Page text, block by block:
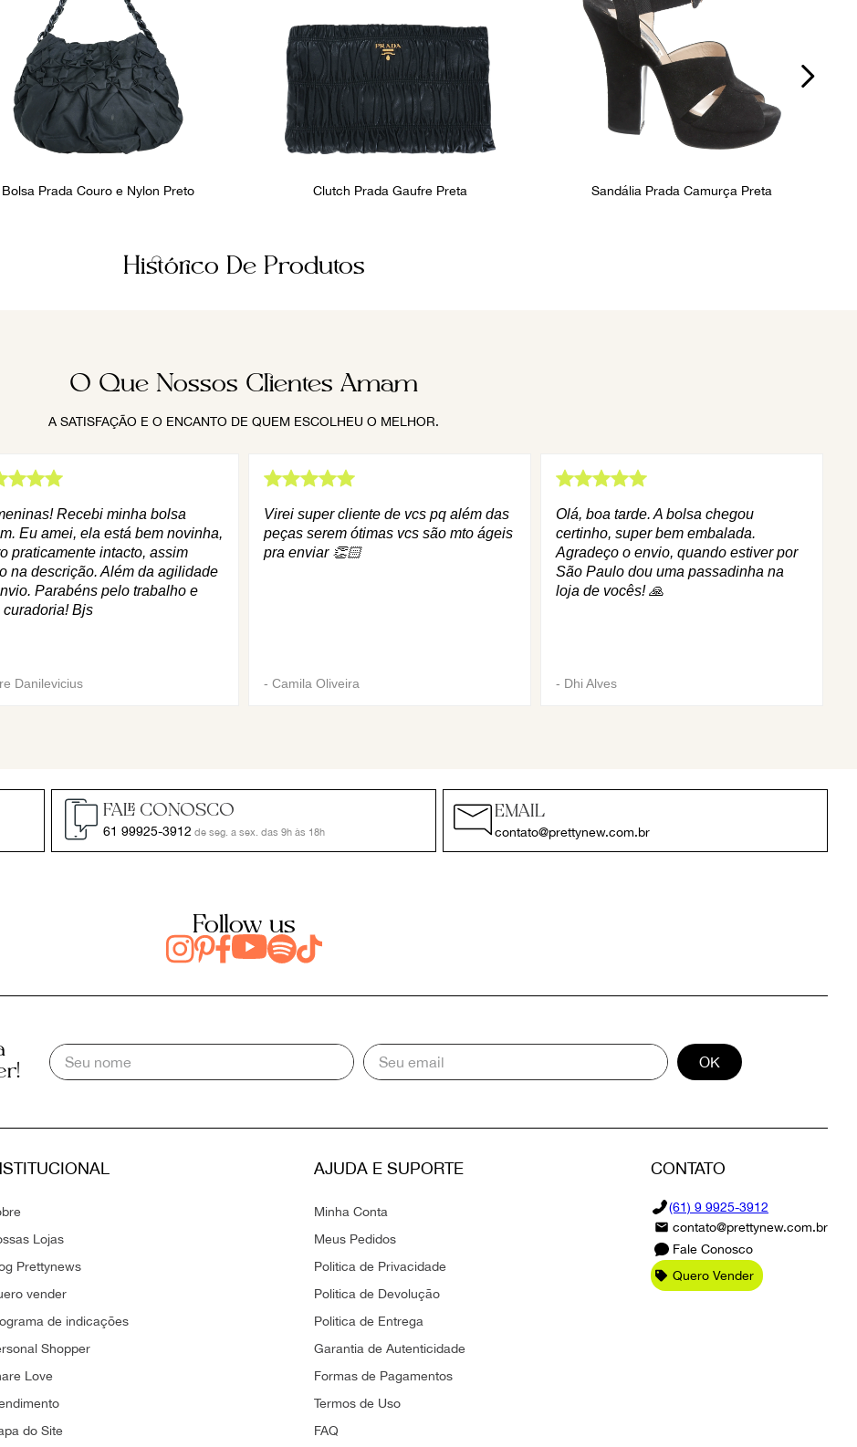
Bolsa Prada Couro e Nylon Preto Clutch Prada Gaufre Preta Sandália Prada Camurça Preta
Histórico De Produtos
O Que Nossos Clientes Amam
A SATISFAÇÃO E O ENCANTO DE QUEM ESCOLHEU O MELHOR.
Recebi minha bolsa
Eu amei, ela está bem novinha,
praticamente intacto, assim
na descrição. Além da agilidade
Parabéns pelo trabalho e
curadoria! Bjs
Danilevicius
Virei super cliente de vcs pq além das
peças serem ótimas vcs são mto ágeis
pra enviar 👏🏻
- Camila Oliveira
Olá, boa tarde. A bolsa chegou
certinho, super bem embalada.
Agradeço o envio, quando estiver por
São Paulo dou uma passadinha na
loja de vocês! 🙏
- Dhi Alves
FALE CONOSCO
61 99925-3912 de seg. a sex. das 9h às 18h
EMAIL
contato@prettynew.com.br
Follow us
OK
Lojas
Prettynews
vender
de indicações
Shopper
Love
do Site
AJUDA E SUPORTE
Minha Conta
Meus Pedidos
Politica de Privacidade
Politica de Devolução
Politica de Entrega
Garantia de Autenticidade
Formas de Pagamentos
Termos de Uso
FAQ
CONTATO
(61) 9 9925-3912
contato@prettynew.com.br
Fale Conosco
Quero Vender